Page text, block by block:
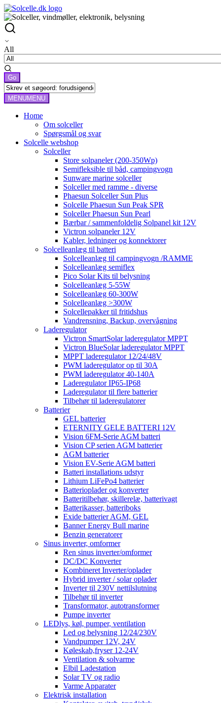
All
MENUMENU
Home
Om solceller
Spørgsmål og svar
Solcelle webshop
Solceller
Store solpaneler (200-350Wp)
Semifleksible til båd, campingvogn
Sunware marine solceller
Solceller med ramme - diverse
Phaesun Solceller Sun Plus
Solcelle Phaesun Sun Peak SPR
Solceller Phaesun Sun Pearl
Bærbar / sammenfoldelig Solpanel kit 12V
Victron solpaneler 12V
Kabler, ledninger og konnektorer
Solcelleanlæg til batteri
Solcelleanlæg til campingvogn /RAMME
Solcelleanlæg semiflex
Pico Solar Kits til belysning
Solcelleanlæg 5-55W
Solcelleanlæg 60-300W
Solcelleanlæg >300W
Solcellepakker til fritidshus
Vandrensning, Backup, overvågning
Laderegulator
Victron SmartSolar laderegulator MPPT
Victron BlueSolar laderegulator MPPT
MPPT laderegulator 12/24/48V
PWM laderegulator op til 30A
PWM laderegulator 40-140A
Laderegulator IP65-IP68
Laderegulator til flere batterier
Tilbehør til laderegulatorer
Batterier
GEL batterier
ETERNITY GELE BATTERI 12V
Vision 6FM-Serie AGM batteri
Vision CP serien AGM batterier
AGM batterier
Vision EV-Serie AGM batteri
Batteri installations udstyr
Lithium LiFePo4 batterier
Batterioplader og konverter
Batteritilbehør, skillerelæ, batterivagt
Batterikasser, batteriboks
Exide batterier AGM, GEL
Banner Energy Bull marine
Benzin generatorer
Sinus inverter, omformer
Ren sinus inverter/omformer
DC/DC Konverter
Kombineret Inverter/oplader
Hybrid inverter / solar oplader
Inverter til 230V nettilslutning
Tilbehør til inverter
Transformator, autotransformer
Pumpe inverter
LEDlys, køl, pumper, ventilation
Led og belysning 12/24/230V
Vandpumper 12V, 24V
Køleskab,fryser 12-24V
Ventilation & solvarme
Elbil Ladestation
Solar TV og radio
Varme Apparater
Elektrisk installation